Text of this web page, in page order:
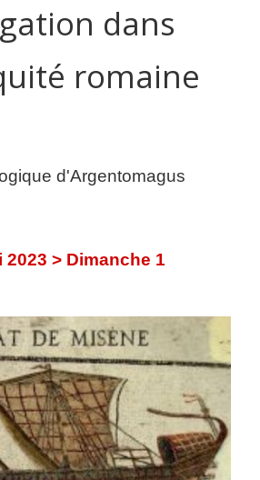
dans
romaine
d'Argentomagus
2023 > Dimanche 1